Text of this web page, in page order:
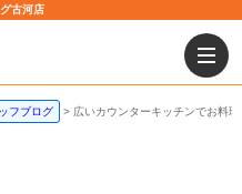
古河店
フブログ 広いカウンターキッチンでお料